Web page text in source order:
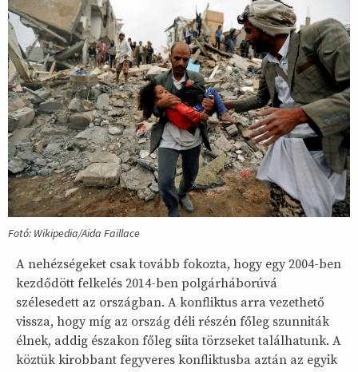
Fotó: Wikipedia/Aida Faillace
A nehézségeket csak tovább fokozta, hogy egy 2004-ben
kezdődött felkelés 2014-ben polgárháborúvá
szélesedett az országban. A konfliktus arra vezethető
vissza, hogy míg az ország déli részén főleg szunniták
élnek, addig északon főleg síita törzseket találhatunk. A
köztük kirobbant fegyveres konfliktusba aztán az egyik